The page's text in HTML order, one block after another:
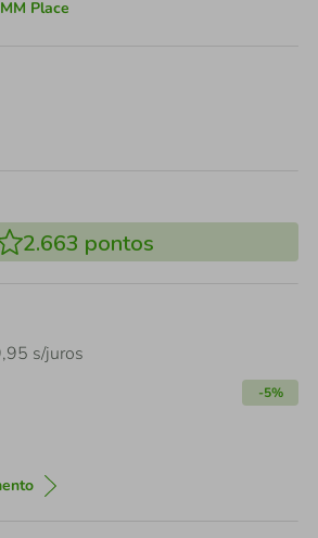
MM Place
2.663 pontos
,95 s/juros
-5%